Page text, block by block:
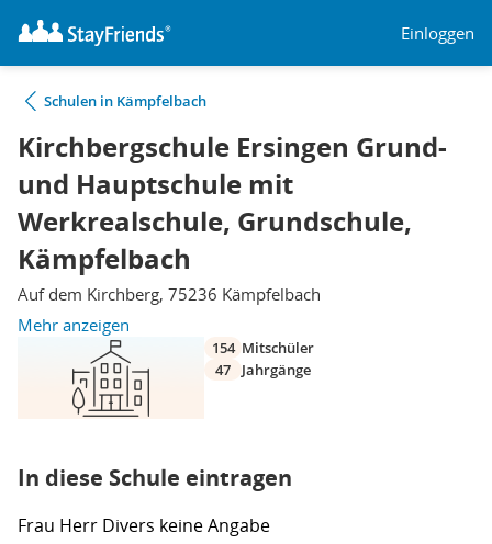
Einloggen
Schulen in Kämpfelbach
Kirchbergschule Ersingen Grund-
und Hauptschule mit
Werkrealschule, Grundschule,
Kämpfelbach
Auf dem Kirchberg, 75236 Kämpfelbach
Mehr anzeigen
154 Mitschüler
47
Jahrgänge
In diese Schule eintragen
Frau Herr Divers keine Angabe